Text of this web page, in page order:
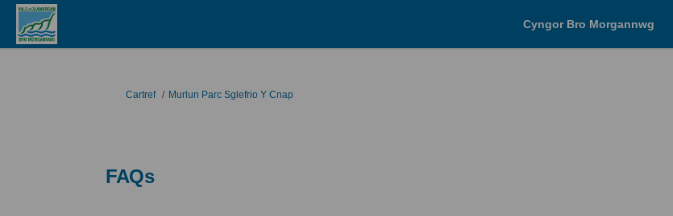
Cyngor Bro Morgannwg
Rydych yma:
Cartref Murlun Parc Sglefrio Y Cnap
FAQs